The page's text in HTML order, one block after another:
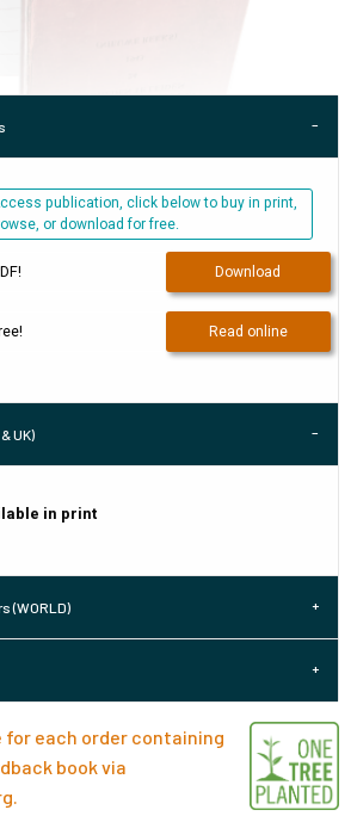
publication, click below to buy in print,
or download for free.
Download
Read online
UK)
in print
(WORLD)
for each order containing
book via